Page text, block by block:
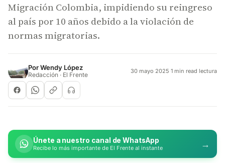
Migración Colombia, impidiendo su reingreso
al país por 10 años debido a la violación de
normas migratorias.
PorWendy López
Redacción · El Frente 30 mayo 2025·1 min read lectura
Únete a nuestro canal de WhatsApp
Recibe lo más importante de El Frente al instante →